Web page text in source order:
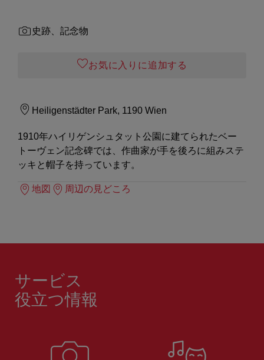
史跡、記念物
お気に入りに追加する
Heiligenstädter Park, 1190 Wien
1910年ハイリゲンシュタット公園に建てられたベー
トーヴェン記念碑では、作曲家が手を後ろに組みステ
ッキと帽子を持っています。
地図 周辺の見どころ
サービス
役立つ情報